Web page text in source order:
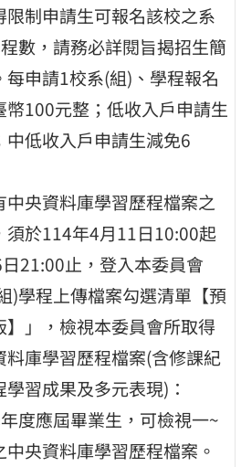
限制申請生可報名該校之系
數，請務必詳閱旨揭招生簡
每申請1校系(組)、學程報名
幣100元整；低收入戶申請生
中低收入戶申請生減免6
中央資料庫學習歷程檔案之
須於114年4月11日10:00起
21:00止，登入本委員會
)學程上傳檔案勾選清單【預
】」，檢視本委員會所取得
料庫學習歷程檔案(含修課紀
習成果及多元表現)：
度應屆畢業生，可檢視一~
中央資料庫學習歷程檔案。